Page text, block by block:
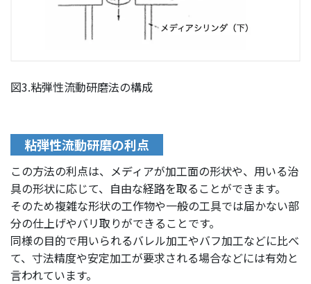
図3.粘弾性流動研磨法の構成
粘弾性流動研磨の利点
この方法の利点は、メディアが加工面の形状や、用いる治
具の形状に応じて、自由な経路を取ることができます。
そのため複雑な形状の工作物や一般の工具では届かない部
分の仕上げやバリ取りができることです。
同様の目的で用いられるバレル加工やバフ加工などに比べ
て、寸法精度や安定加工が要求される場合などには有効と
言われています。